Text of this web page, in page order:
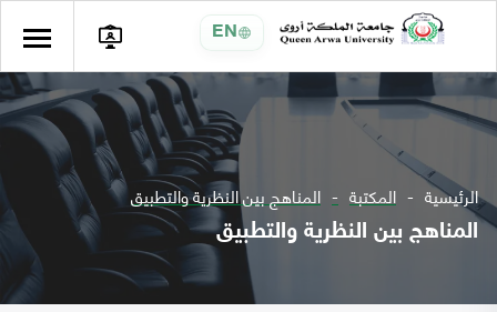
EN
الرئيسية المكتبة المناهج بين النظرية والتطبيق
المناهج بين النظرية والتطبيق